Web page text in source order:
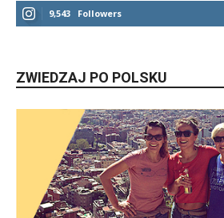
9,543 Followers
ZWIEDZAJ PO POLSKU